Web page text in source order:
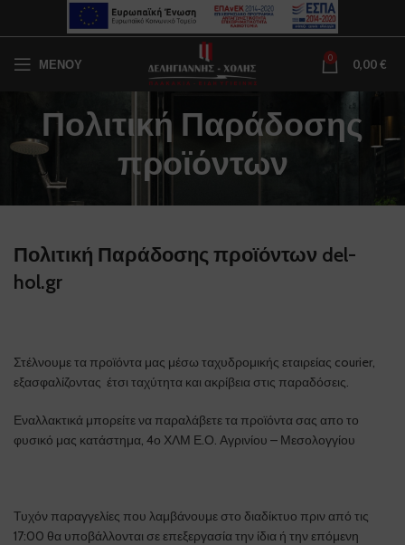
ΜΕΝΟΥ 0 0,00€
Πολιτική Παράδοσης
προϊόντων
Πολιτική Παράδοσης προϊόντων del-
hol.gr
Στέλνουμε τα προϊόντα μας μέσω ταχυδρομικής εταιρείας courier,
εξασφαλίζοντας έτσι ταχύτητα και ακρίβεια στις παραδόσεις.
Εναλλακτικά μπορείτε να παραλάβετε τα προϊόντα σας απο το
φυσικό μας κατάστημα, 4ο ΧΛΜ Ε.Ο. Αγρινίου – Μεσολογγίου
Τυχόν παραγγελίες που λαμβάνουμε στο διαδίκτυο πριν από τις
17:00 θα υποβάλλονται σε επεξεργασία την ίδια ή την επόμενη